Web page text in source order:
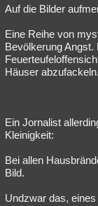
Auf die Bilder
Eine Reihe von
Bevölkerung
Häuser abzufackeln.
Ein Jornalist
Kleinigkeit:
Bei allen
Bild.
Undzwar das,